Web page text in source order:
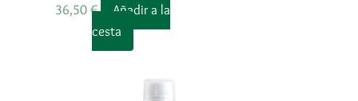
36,50 €
Añadir a la
cesta